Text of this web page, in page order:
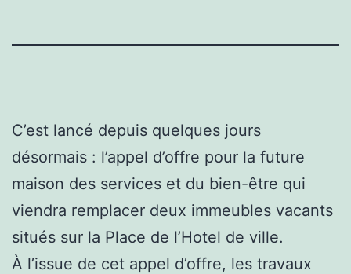
C’est lancé depuis quelques jours
désormais : l’appel d’offre pour la future
maison des services et du bien-être qui
viendra remplacer deux immeubles vacants
situés sur la Place de l’Hotel de ville.
À l’issue de cet appel d’offre, les travaux